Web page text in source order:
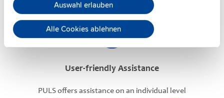
Auswahl erlauben
Alle Cookies ablehnen
User-friendly Assistance
PULS offers assistance on an individual level